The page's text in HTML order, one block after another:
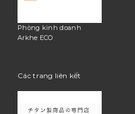
Phòng kinh doanh
Arkhe ECO
Các trang liên kết